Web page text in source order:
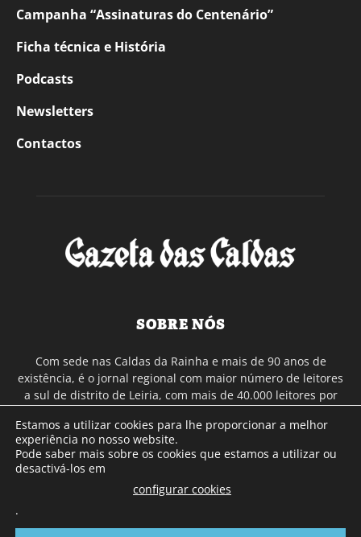
Campanha “Assinaturas do Centenário”
Ficha técnica e História
Podcasts
Newsletters
Contactos
SOBRE NÓS
Com sede nas Caldas da Rainha e mais de 90 anos de
existência, é o jornal regional com maior número de leitores
a sul de distrito de Leiria, com mais de 40.000 leitores por
Continental e assinatura online.
SIGA-NOS
Estamos a utilizar cookies para lhe proporcionar a melhor
experiência no nosso website.
Pode saber mais sobre os cookies que estamos a utilizar ou
desactivá-los em
configurar cookies
.